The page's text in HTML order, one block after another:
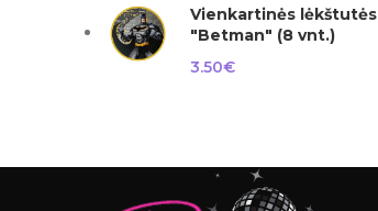
Vienkartinės lėkštutės
"Betman" (8 vnt.)
3.50€